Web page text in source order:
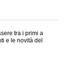
tra i primi a
e le novità del